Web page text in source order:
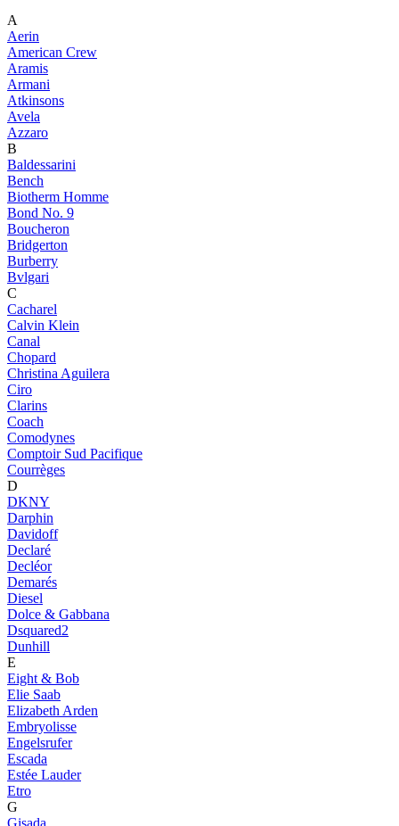
A
Aerin
American Crew
Aramis
Armani
Atkinsons
Avela
Azzaro
B
Baldessarini
Bench
Biotherm Homme
Bond No. 9
Boucheron
Bridgerton
Burberry
Bvlgari
C
Cacharel
Calvin Klein
Canal
Chopard
Christina Aguilera
Ciro
Clarins
Coach
Comodynes
Comptoir Sud Pacifique
Courrèges
D
DKNY
Darphin
Davidoff
Declaré
Decléor
Demarés
Diesel
Dolce & Gabbana
Dsquared2
Dunhill
E
Eight & Bob
Elie Saab
Elizabeth Arden
Embryolisse
Engelsrufer
Escada
Estée Lauder
Etro
G
Gisada